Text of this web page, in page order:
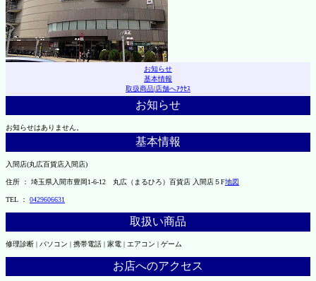
お知らせ
基本情報
取扱商品|店舗へｱｸｾｽ
お知らせ
お知らせはありません。
基本情報
入間店(丸広百貨店入間店)
住所 ： 埼玉県入間市豊岡1-6-12 丸広（まるひろ）百貨店 入間店５F地図
TEL ： 0429606631
取扱い商品
修理診断 | パソコン | 携帯電話 | 家電 | エアコン | ゲーム
お店へのアクセス